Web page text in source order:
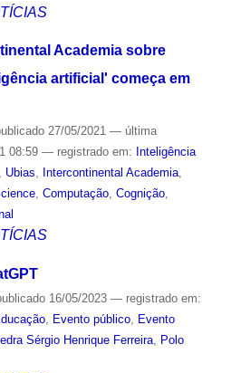
Academia sobre
artificial' começa em
27/05/2021 — última
08:59 — registrado em: Inteligência
Ubias, Intercontinental Academia,
, Computação, Cognição,
16/05/2023 — registrado em:
, Evento público, Evento
Sérgio Henrique Ferreira, Polo